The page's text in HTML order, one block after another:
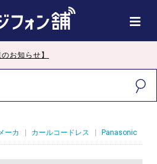
のお知らせ】
ーカ カールコードレス Panasonic